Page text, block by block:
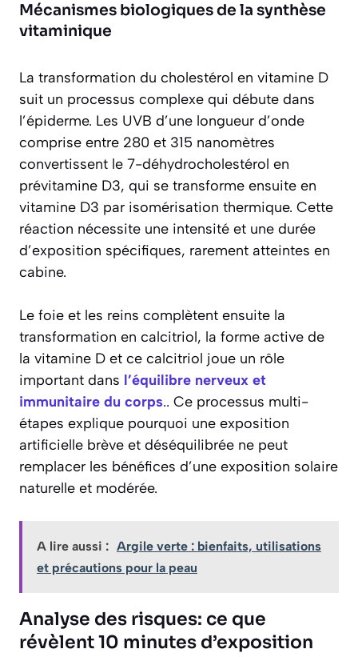
Mécanismes biologiques de la synthèse
vitaminique
La transformation du cholestérol en vitamine D
suit un processus complexe qui débute dans
l’épiderme. Les UVB d’une longueur d’onde
comprise entre 280 et 315 nanomètres
convertissent le 7-déhydrocholestérol en
prévitamine D3, qui se transforme ensuite en
vitamine D3 par isomérisation thermique. Cette
réaction nécessite une intensité et une durée
d’exposition spécifiques, rarement atteintes en
cabine.
Le foie et les reins complètent ensuite la
transformation en calcitriol, la forme active de
la vitamine D et ce calcitriol joue un rôle
important dans l’équilibre nerveux et
immunitaire du corps.. Ce processus multi-
étapes explique pourquoi une exposition
artificielle brève et déséquilibrée ne peut
remplacer les bénéfices d’une exposition solaire
naturelle et modérée.
A lire aussi : Argile verte : bienfaits, utilisations
et précautions pour la peau
Analyse des risques: ce que
révèlent 10 minutes d’exposition